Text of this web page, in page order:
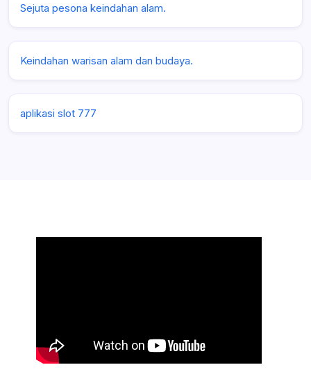
Sejuta pesona keindahan alam.
Keindahan warisan alam dan budaya.
aplikasi slot 777